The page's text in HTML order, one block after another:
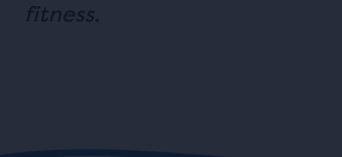
fitness.